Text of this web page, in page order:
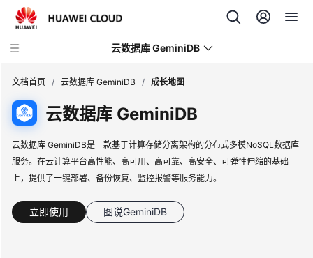
云数据库 GeminiDB
最
新
动
态
服
务
文档首页 / 云数据库 GeminiDB / 成长地图
云数据库 GeminiDB
云数据库 GeminiDB是一款基于计算存储分离架构的分布式多模NoSQL数据库
服务。在云计算平台高性能、高可用、高可靠、高安全、可弹性伸缩的基础
上，提供了一键部署、备份恢复、监控报警等服务能力。
立即使用 图说GeminiDB